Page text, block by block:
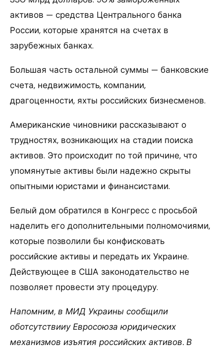
активов — средства Центрального банка
России, которые хранятся на счетах в
зарубежных банках.
Большая часть остальной суммы — банковские
счета, недвижимость, компании,
драгоценности, яхты российских бизнесменов.
Американские чиновники рассказывают о
трудностях, возникающих на стадии поиска
активов. Это происходит по той причине, что
упомянутые активы были надежно скрыты
опытными юристами и финансистами.
Белый дом обратился в Конгресс с просьбой
наделить его дополнительными полномочиями,
которые позволили бы конфисковать
российские активы и передать их Украине.
Действующее в США законодательство не
позволяет провести эту процедуру.
Напомним, в МИД Украины сообщили
оботсутствииу Евросоюза юридических
механизмов изъятия российских активов. В